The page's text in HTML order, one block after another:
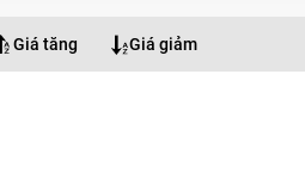
Giá tăng Giá giảm